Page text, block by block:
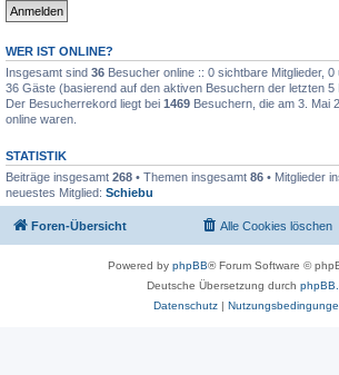
WER IST ONLINE?
Insgesamt sind 36 Besucher online :: 0 sichtbare Mitglieder,
36 Gäste (basierend auf den aktiven Besuchern der letzten 5
Der Besucherrekord liegt bei 1469 Besuchern, die am 3. Mai
online waren.
STATISTIK
Beiträge insgesamt 268 • Themen insgesamt 86 • Mitglieder
neuestes Mitglied: Schiebu
Foren-Übersicht Alle Cookies löschen
Powered by phpBB® Forum Software ©
Deutsche Übersetzung durch
Datenschutz|